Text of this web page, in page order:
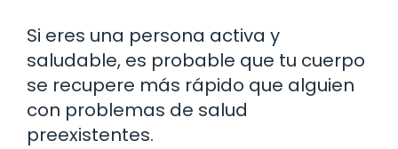
Si eres una persona activa y
saludable, es probable que tu cuerpo
se recupere más rápido que alguien
con problemas de salud
preexistentes.